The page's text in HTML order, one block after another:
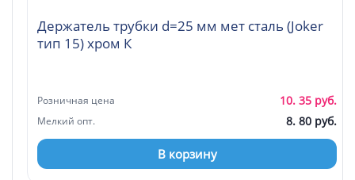
Держатель трубки d=25 мм мет сталь (Joker
тип 15) хром К
Розничная цена 10. 35 руб.
Мелкий опт. 8. 80 руб.
В корзину